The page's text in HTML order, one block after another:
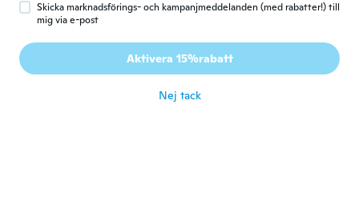
Ruben
Gick med 2019 · 58 recensioner
Skicka marknadsförings- och kampanjmeddelanden (med rabatter!) till
mig via e-post
Aktivera 15%rabatt
Nej tack